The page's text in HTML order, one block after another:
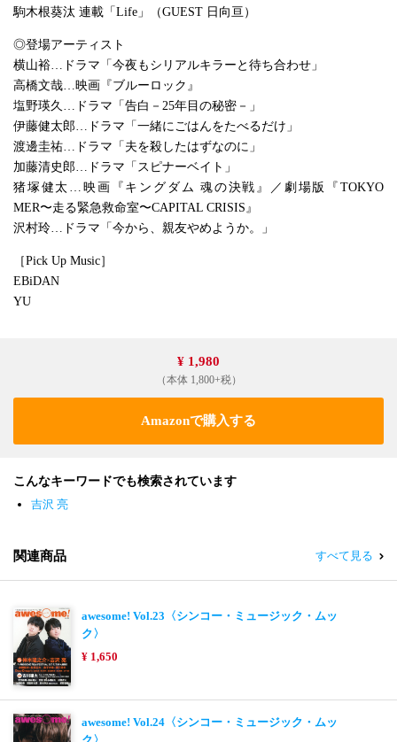
駒木根葵汰 連載「Life」（GUEST 日向亘）
◎登場アーティスト
横山裕…ドラマ「今夜もシリアルキラーと待ち合わせ」
高橋文哉…映画『ブルーロック』
塩野瑛久…ドラマ「告白－25年目の秘密－」
伊藤健太郎…ドラマ「一緒にごはんをたべるだけ」
渡邊圭祐…ドラマ「夫を殺したはずなのに」
加藤清史郎…ドラマ「スピナーベイト」
猪塚健太…映画『キングダム 魂の決戦』／劇場版『TOKYO
MER〜走る緊急救命室〜CAPITAL CRISIS』
沢村玲…ドラマ「今から、親友やめようか。」
［Pick Up Music］
EBiDAN
YU
¥ 1,980
（本体 1,800+税）
Amazonで購入する
こんなキーワードでも検索されています
吉沢 亮
関連商品 すべて見る
awesome! Vol.23〈シンコー・ミュージック・ムッ
ク〉
¥ 1,650
awesome! Vol.24〈シンコー・ミュージック・ムッ